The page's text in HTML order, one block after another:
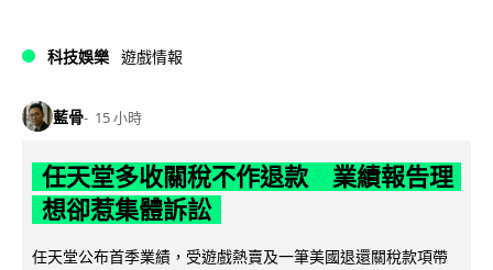
科技娛樂 遊戲情報
藍骨 15 小時
任天堂多收關稅不作退款 業績報告理
想卻惹集體訴訟
任天堂公布首季業績，受遊戲熱賣及一筆美國退還關稅款項帶